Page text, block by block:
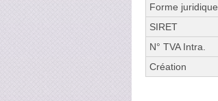
Forme juridique
SIRET
N° TVA Intra.
Création